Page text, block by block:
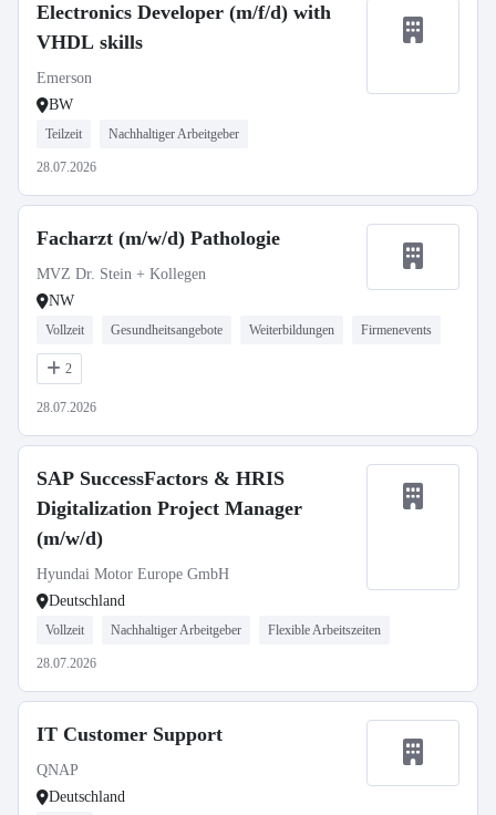
Electronics Developer (m/f/d) with
VHDL skills
Emerson
BW
Teilzeit Nachhaltiger Arbeitgeber
28.07.2026
Facharzt (m/w/d) Pathologie
MVZ Dr. Stein + Kollegen
NW
Vollzeit Gesundheitsangebote Weiterbildungen Firmenevents
2
28.07.2026
SAP SuccessFactors & HRIS
Digitalization Project Manager
(m/w/d)
Hyundai Motor Europe GmbH
Deutschland
Vollzeit Nachhaltiger Arbeitgeber Flexible Arbeitszeiten
28.07.2026
IT Customer Support
QNAP
Deutschland